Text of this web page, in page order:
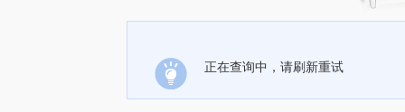
正在查询中，请刷新重试